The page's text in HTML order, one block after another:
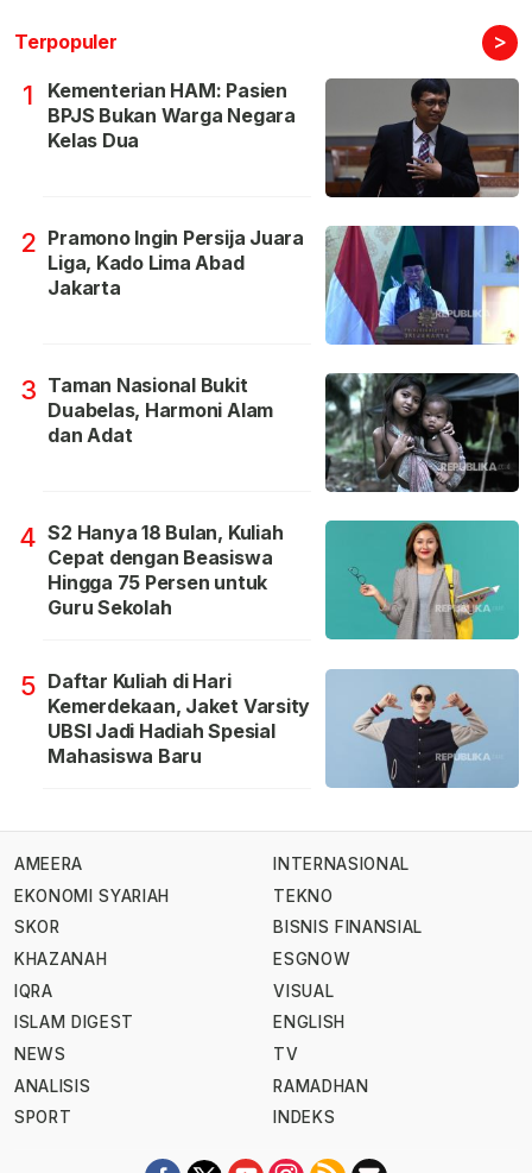
Terpopuler >
1
Kementerian HAM: Pasien
BPJS Bukan Warga Negara
Kelas Dua
2 Pramono Ingin Persija Juara
Liga, Kado Lima Abad
Jakarta
3 Taman Nasional Bukit
Duabelas, Harmoni Alam
dan Adat
4 S2 Hanya 18 Bulan, Kuliah
Cepat dengan Beasiswa
Hingga 75 Persen untuk
Guru Sekolah
5 Daftar Kuliah di Hari
Kemerdekaan, Jaket Varsity
UBSI Jadi Hadiah Spesial
Mahasiswa Baru
AMEERA
EKONOMI SYARIAH
SKOR
KHAZANAH
IQRA
ISLAM DIGEST
NEWS
ANALISIS
SPORT
INTERNASIONAL
TEKNO
BISNIS FINANSIAL
ESGNOW
VISUAL
ENGLISH
TV
RAMADHAN
INDEKS